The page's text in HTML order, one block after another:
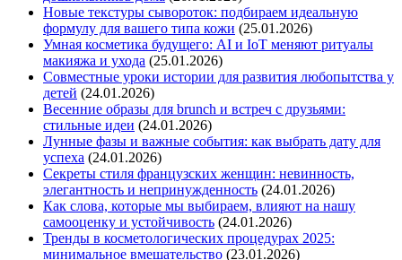
Новые текстуры сывороток: подбираем идеальную
формулу для вашего типа кожи (25.01.2026)
Умная косметика будущего: AI и IoT меняют ритуалы
макияжа и ухода (25.01.2026)
Совместные уроки истории для развития любопытства у
детей (24.01.2026)
Весенние образы для brunch и встреч с друзьями:
стильные идеи (24.01.2026)
Лунные фазы и важные события: как выбрать дату для
успеха (24.01.2026)
Секреты стиля французских женщин: невинность,
элегантность и непринужденность (24.01.2026)
Как слова, которые мы выбираем, влияют на нашу
самооценку и устойчивость (24.01.2026)
Тренды в косметологических процедурах 2025:
минимальное вмешательство (23.01.2026)